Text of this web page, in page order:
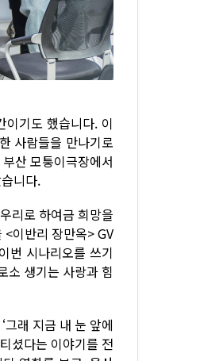
기도 했습니다. 이
사람들을 만나기로
산 모퉁이극장에서
니다.
리로 하여금 희망을
이반리 장만옥> GV
번 시나리오를 쓰기
소 생기는 사랑과 힘
래 지금 내 눈 앞에
셨다는 이야기를 전